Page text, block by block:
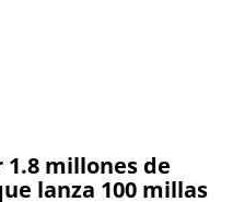
1.8 millones de
lanza 100 millas